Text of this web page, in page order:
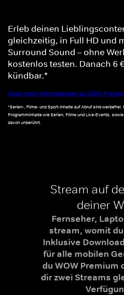
Erleb deinen
gleichzeitig, in Full HD und
Surround Sound – ohne
kostenlos testen. Danach 6
kündbar.*
Noch mehr Informationen zu WOW
*Serien-, Filme- und Sport-Inhalte auf Abruf sind
Programminhalte wie Serien, Filme und Live-Events,
davon unberührt.
Stream auf
deiner
Fernseher,
stream, womit
Inklusive
für alle mobilen
du WOW Premium
dir zwei Streams